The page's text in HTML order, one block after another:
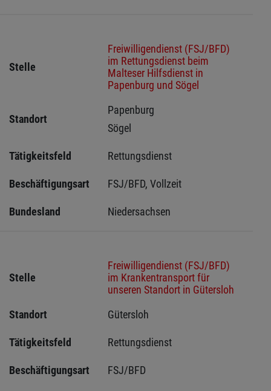
Stelle
Freiwilligendienst (FSJ/BFD)
im Rettungsdienst beim
Malteser Hilfsdienst in
Papenburg und Sögel
Standort
Papenburg
Sögel
Tätigkeitsfeld Rettungsdienst
Beschäftigungsart FSJ/BFD, Vollzeit
Bundesland Niedersachsen
Stelle
Freiwilligendienst (FSJ/BFD)
im Krankentransport für
unseren Standort in Gütersloh
Standort
Gütersloh
Tätigkeitsfeld Rettungsdienst
Beschäftigungsart FSJ/BFD